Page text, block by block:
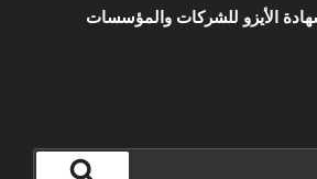
الأيزو للشركات والمؤسسات